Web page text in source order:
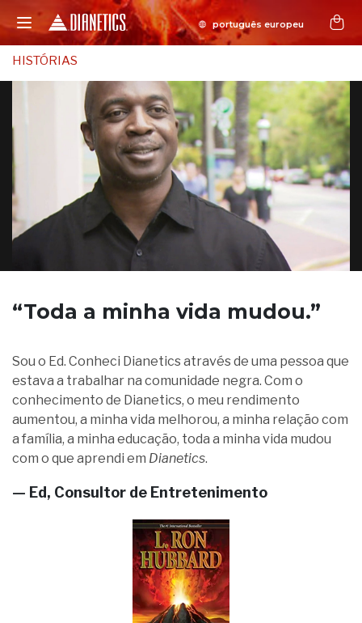
HISTÓRIAS
“Toda a minha vida mudou.”
Sou o Ed. Conheci Dianetics através de uma pessoa que
estava a trabalhar na comunidade negra. Com o
conhecimento de Dianetics, o meu rendimento
aumentou, a minha vida melhorou, a minha relação com
a família, a minha educação, toda a minha vida mudou
com o que aprendi em Dianetics.
— Ed, Consultor de Entretenimento